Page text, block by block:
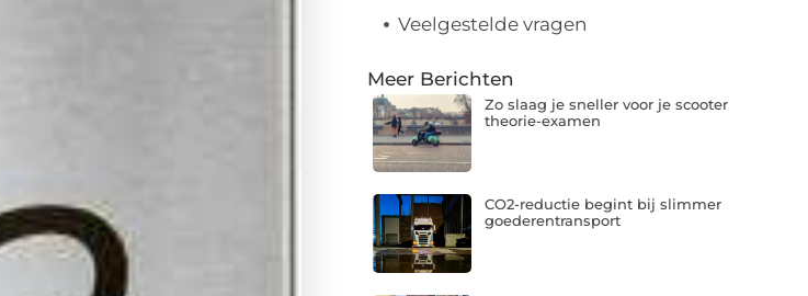
Veelgestelde vragen
Meer Berichten
Zo slaag je sneller voor je scooter
theorie-examen
CO2-reductie begint bij slimmer
goederentransport